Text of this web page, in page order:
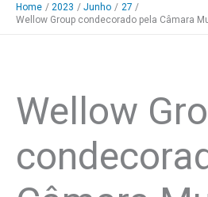
Home 2023 Junho
27
Wellow Group condecorado pela Câmara
Wellow